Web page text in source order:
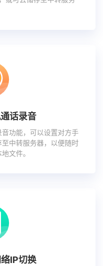
话录音
功能，可以设置对方手
中转服务器，以便随时
文件。
IP切换